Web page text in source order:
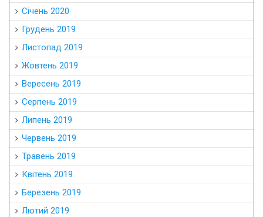
Січень 2020
Грудень 2019
Листопад 2019
Жовтень 2019
Вересень 2019
Серпень 2019
Липень 2019
Червень 2019
Травень 2019
Квітень 2019
Березень 2019
Лютий 2019